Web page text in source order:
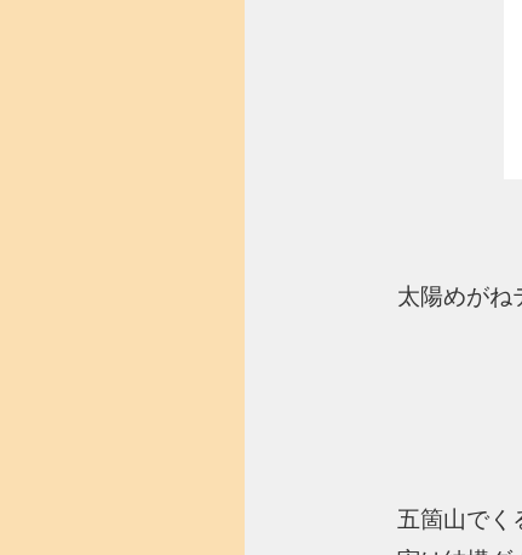
太陽めがね
五箇山でく